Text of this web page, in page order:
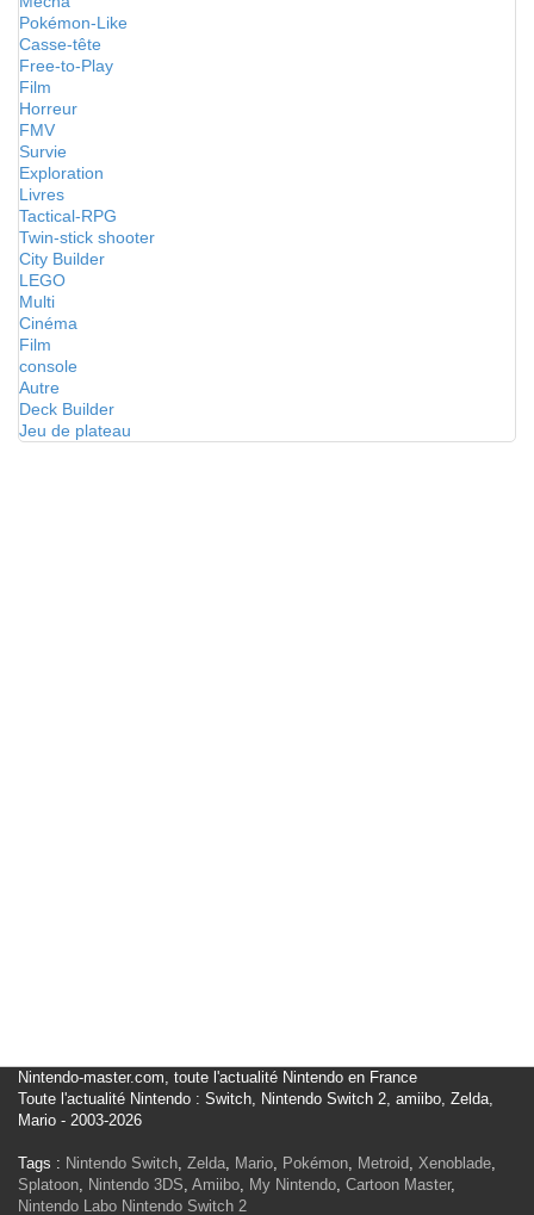
Pokémon-Like
Casse-tête
Free-to-Play
Film
Horreur
FMV
Survie
Exploration
Livres
Tactical-RPG
Twin-stick shooter
City Builder
LEGO
Multi
Cinéma
Film
console
Autre
Deck Builder
Jeu de plateau
Nintendo-master.com, toute l'actualité Nintendo en France
Toute l'actualité Nintendo : Switch, Nintendo Switch 2, amiibo, Zelda,
Mario - 2003-2026
Tags : Nintendo Switch, Zelda, Mario, Pokémon, Metroid, Xenoblade,
Splatoon, Nintendo 3DS, Amiibo, My Nintendo, Cartoon Master,
Nintendo Labo Nintendo Switch 2